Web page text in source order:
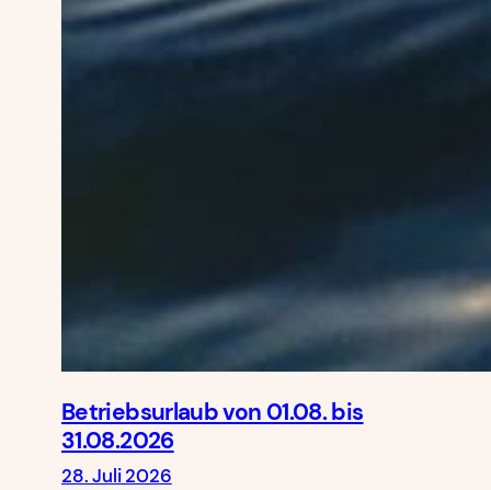
Betriebsurlaub von 01.08. bis
31.08.2026
28. Juli 2026